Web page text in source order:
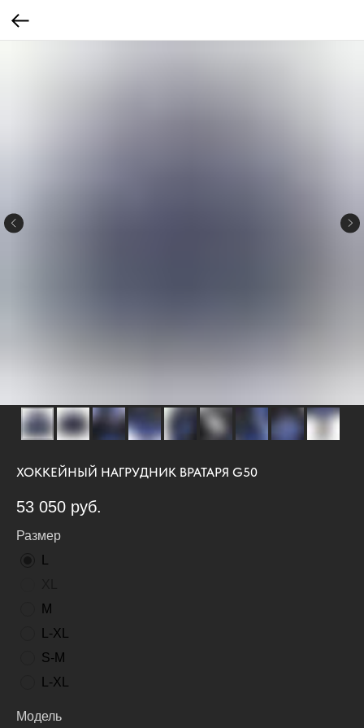
ХОККЕЙНЫЙ НАГРУДНИК ВРАТАРЯ G50
53 050 руб.
Размер
М
L-ХL
S-M
L-XL
Модель